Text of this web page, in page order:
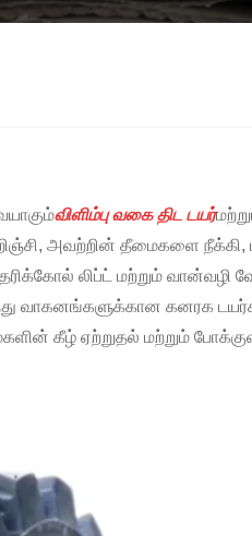
விளிம்பு வகை திட டயர்
அவற்றின் தீமைகளை நீக்கி,
லிப்ட் மற்றும் வான்வழி
வாகனங்களுக்கான கனரக
கீழ் ஏற்றுதல் மற்றும்